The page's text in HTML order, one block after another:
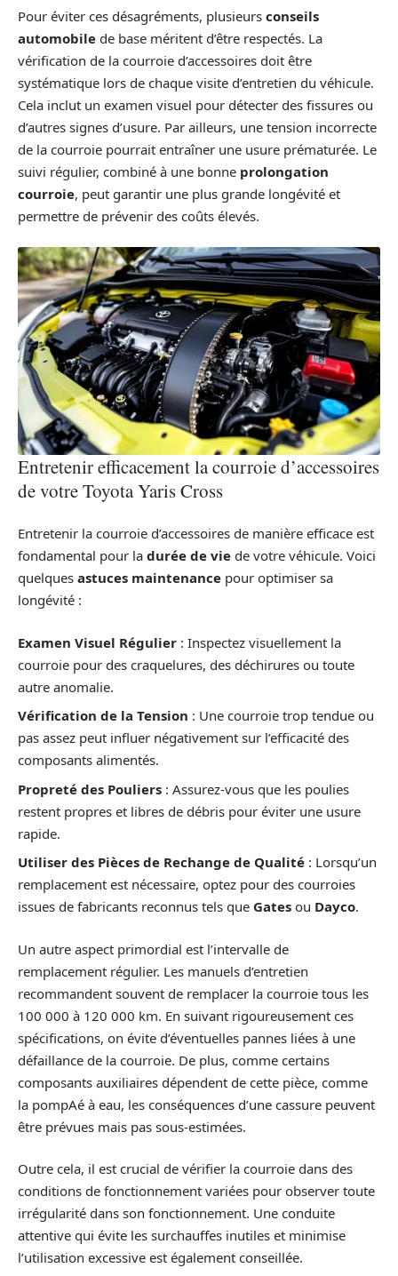
Pour éviter ces désagréments, plusieurs conseils
automobile de base méritent d’être respectés. La
vérification de la courroie d’accessoires doit être
systématique lors de chaque visite d’entretien du véhicule.
Cela inclut un examen visuel pour détecter des fissures ou
d’autres signes d’usure. Par ailleurs, une tension incorrecte
de la courroie pourrait entraîner une usure prématurée. Le
suivi régulier, combiné à une bonne prolongation
courroie, peut garantir une plus grande longévité et
permettre de prévenir des coûts élevés.
Entretenir efficacement la courroie d’accessoires
de votre Toyota Yaris Cross
Entretenir la courroie d’accessoires de manière efficace est
fondamental pour la durée de vie de votre véhicule. Voici
quelques astuces maintenance pour optimiser sa
longévité :
Examen Visuel Régulier : Inspectez visuellement la
courroie pour des craquelures, des déchirures ou toute
autre anomalie.
Vérification de la Tension : Une courroie trop tendue ou
pas assez peut influer négativement sur l’efficacité des
composants alimentés.
Propreté des Pouliers : Assurez-vous que les poulies
restent propres et libres de débris pour éviter une usure
rapide.
Utiliser des Pièces de Rechange de Qualité : Lorsqu’un
remplacement est nécessaire, optez pour des courroies
issues de fabricants reconnus tels que Gates ou Dayco.
Un autre aspect primordial est l’intervalle de
remplacement régulier. Les manuels d’entretien
recommandent souvent de remplacer la courroie tous les
100 000 à 120 000 km. En suivant rigoureusement ces
spécifications, on évite d’éventuelles pannes liées à une
défaillance de la courroie. De plus, comme certains
composants auxiliaires dépendent de cette pièce, comme
la pompAé à eau, les conséquences d’une cassure peuvent
être prévues mais pas sous-estimées.
Outre cela, il est crucial de vérifier la courroie dans des
conditions de fonctionnement variées pour observer toute
irrégularité dans son fonctionnement. Une conduite
attentive qui évite les surchauffes inutiles et minimise
l’utilisation excessive est également conseillée.